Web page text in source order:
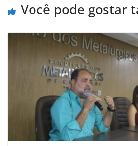
k
Você pode gostar